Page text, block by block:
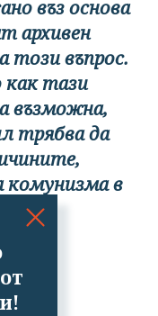
въз основа
архивен
този въпрос.
как тази
възможна,
трябва да
комунизма в